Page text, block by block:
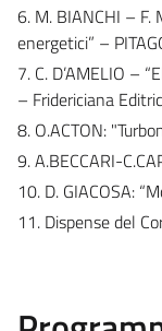
6. M. BIANCHI – F.
energetici” –
7. C. D’AMELIO –
– Fridericiana
8. O.ACTON:
9. A.BECCARI-
10. D. GIACOSA:
11. Dispense del